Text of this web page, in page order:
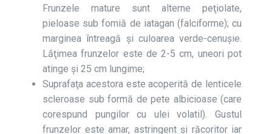
Frunzele mature sunt alterne peţiolate,
pieloase sub fomiă de iatagan (falciforme); cu
marginea întreagă şi culoarea verde-cenuşie.
Lăţimea frunzelor este de 2-5 cm, uneori pot
atinge şi 25 cm lungime;
Suprafaţa acestora este acoperită de lenticele
scleroase sub formă de pete albicioase (care
corespund pungilor cu ulei volatil). Gustul
frunzelor este amar, astringent și răcoritor iar